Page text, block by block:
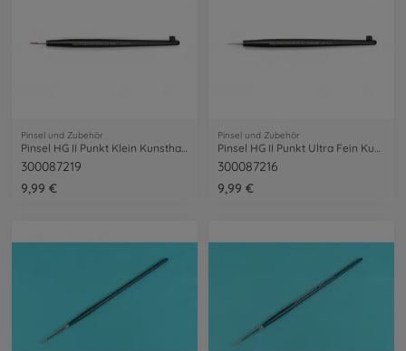
Pinsel und Zubehör
300087219
9,99 €
Pinsel und Zubehör
300087216
9,99 €